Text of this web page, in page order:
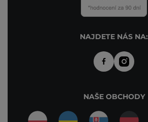
NAJDETE NÁS NA:
NAŠE OBCHODY